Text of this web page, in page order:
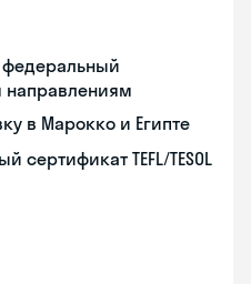
федеральный
направлениям
в Марокко и Египте
TEFL/TESOL